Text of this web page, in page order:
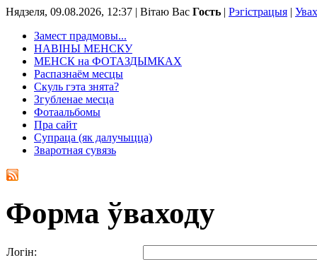
Нядзеля, 09.08.2026, 12:37 | Вітаю Вас Гость | Рэгістрацыя |
Замест прадмовы...
НАВІНЫ МЕНСКУ
МЕНСК на ФОТАЗДЫМКАХ
Распазнаём месцы
Скуль гэта знята?
Згубленае месца
Фотаальбомы
Пра сайт
Супраца (як далучыцца)
Зваротная сувязь
Форма ўваходу
Логін: